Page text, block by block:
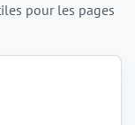
pour les pages